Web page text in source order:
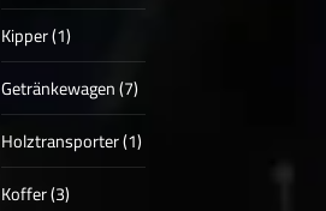
Kipper (1)
Getränkewagen (7)
Holztransporter (1)
Koffer (3)